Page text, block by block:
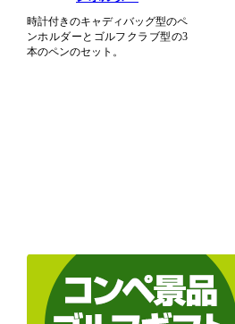
時計付きのキャディバッグ型のペ
ンホルダーとゴルフクラブ型の3
本のペンのセット。